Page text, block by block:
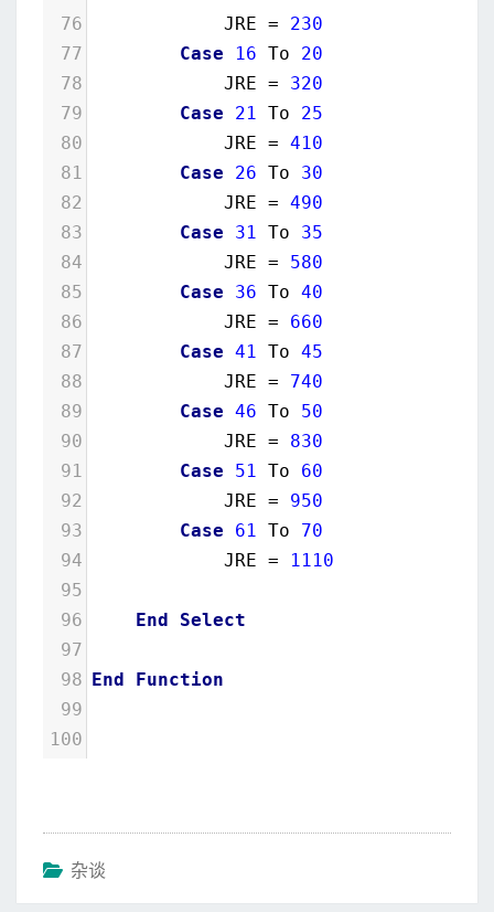
76
JRE = 230
77
Case 16 To
20
78
JRE = 320
79
Case 21 To
25
80
JRE = 410
81
Case 26 To
30
82
JRE = 490
83
Case 31 To
35
84
JRE = 580
85
Case 36 To 40
86
JRE = 660
87
Case 41 To 45
88
JRE = 740
89
Case 46 To
50
90
JRE = 830
91
Case 51 To
60
92
JRE = 950
93
Case 61 To
70
94
JRE =
1110
95
96
End
Select
97
98 End
Function
99
100
杂谈